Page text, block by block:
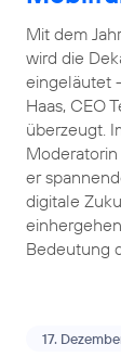
Mit dem
wird die
eingeläutet
Haas, CEO
überzeugt.
er
digitale
Bedeutung
17.